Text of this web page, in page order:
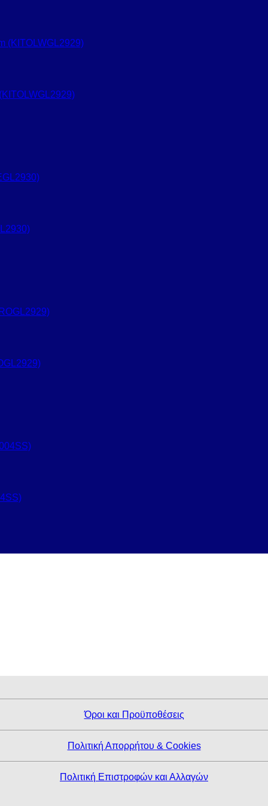
Όροι και Προϋποθέσεις
Πολιτική Απορρήτου & Cookies
Πολιτική Επιστροφών και Αλλαγών